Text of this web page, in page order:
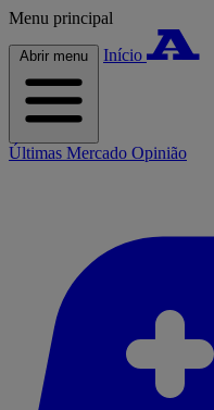
Menu principal
Abrir menu Início
Últimas Mercado Opinião